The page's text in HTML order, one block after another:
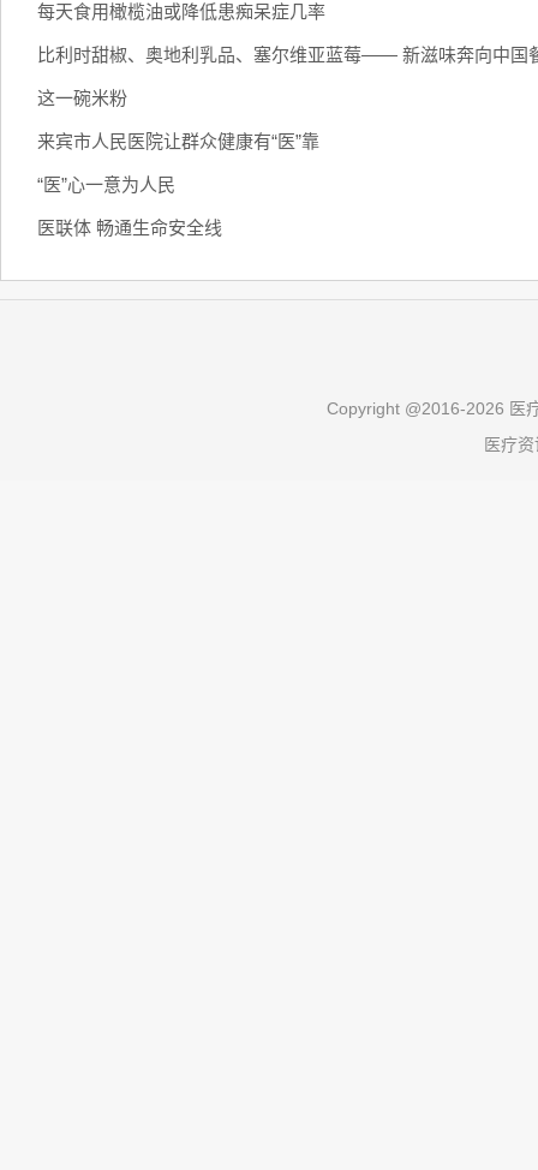
每天食用橄榄油或降低患痴呆症几率
比利时甜椒、奥地利乳品、塞尔维亚蓝莓—— 新滋味奔向中国
这一碗米粉
来宾市人民医院让群众健康有“医”靠
“医”心一意为人民
医联体 畅通生命安全线
Copyright @2016-2026 医
医疗